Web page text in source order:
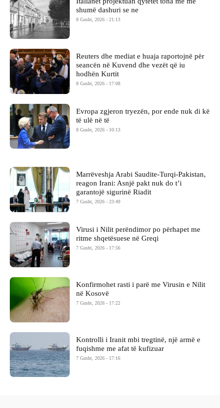
shumë dashuri se ne
8 Gusht, 2026 - 21:13
Reuters dhe mediat e huaja raportojnë për
seancën në Kuvend dhe vezët që iu
hodhën Kurtit
8 Gusht, 2026 - 17:08
Evropa zgjeron tryezën, por ende nuk di kë
të ulë në të
8 Gusht, 2026 - 10:13
Marrëveshja Arabi Saudite-Turqi-Pakistan,
reagon Irani: Asnjë pakt nuk do t’i
garantojë sigurinë Riadit
7 Gusht, 2026 - 23:49
Virusi i Nilit perëndimor po përhapet me
ritme shqetësuese në Greqi
7 Gusht, 2026 - 17:56
Konfirmohet rasti i parë me Virusin e Nilit
në Kosovë
7 Gusht, 2026 - 17:22
Kontrolli i Iranit mbi tregtinë, një armë e
fuqishme me afat të kufizuar
7 Gusht, 2026 - 17:16